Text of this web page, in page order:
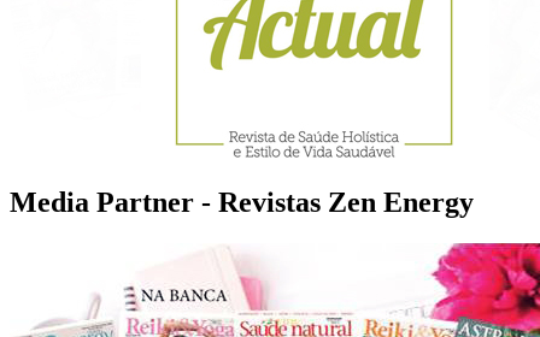
Media Partner - Revistas Zen Energy